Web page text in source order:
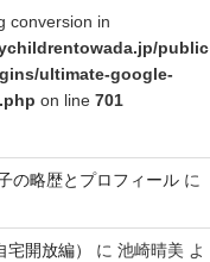
conversion in
public
ultimate-google-
on line 701
の略歴とプロフィールに
開放編） に 池崎晴美 よ